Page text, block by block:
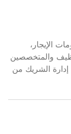
الإيجار،
والمتخصصين
إدارة الشريك من